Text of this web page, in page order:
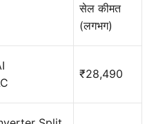
सेल कीमत
(लगभग)
₹28,490